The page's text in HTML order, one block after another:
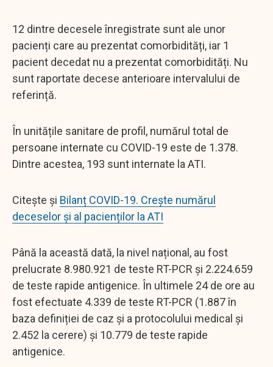
12 dintre decesele înregistrate sunt ale unor
pacienți care au prezentat comorbidități, iar 1
pacient decedat nu a prezentat comorbidități. Nu
sunt raportate decese anterioare intervalului de
referință.
În unitățile sanitare de profil, numărul total de
persoane internate cu COVID-19 este de 1.378.
Dintre acestea, 193 sunt internate la ATI.
Citește și Bilanț COVID-19. Crește numărul
deceselor și al pacienților la ATI
Până la această dată, la nivel național, au fost
prelucrate 8.980.921 de teste RT-PCR și 2.224.659
de teste rapide antigenice. În ultimele 24 de ore au
fost efectuate 4.339 de teste RT-PCR (1.887 în
baza definiției de caz și a protocolului medical și
2.452 la cerere) și 10.779 de teste rapide
antigenice.